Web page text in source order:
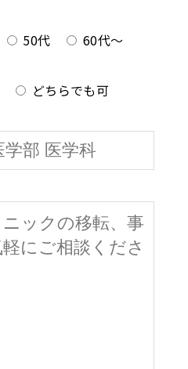
50代
60代～
どちらでも可